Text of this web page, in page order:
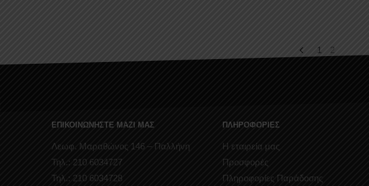
1 2
ΕΠΙΚΟΙΝΩΝΗΣΤΕ ΜΑΖΙ ΜΑΣ
Λεωφ. Μαραθώνος 146 – Παλλήνη
Τηλ.: 210 6034727
Τηλ.: 210 6034728
ΠΛΗΡΟΦΟΡΙΕΣ
Η εταιρεία μας
Προσφορές
Πληροφορίες Παράδοσης